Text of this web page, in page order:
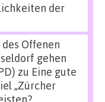
der
Offenen
gehen
zu Eine gute
„Zürcher